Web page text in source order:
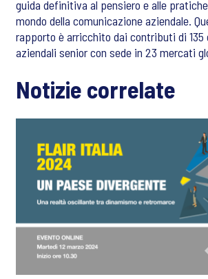
guida definitiva al pensiero e alle
mondo della comunicazione aziendale.
rapporto è arricchito dai contributi di 135
aziendali senior con sede in 23 mercati
Notizie correlate